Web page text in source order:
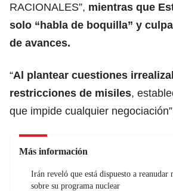
RACIONALES”, mientras que
solo “habla de boquilla” y
de avances.
“Al plantear cuestiones
restricciones de misiles,
que impide cualquier
Más información
Irán reveló que está dispuesto a reanudar
sobre su programa nuclear